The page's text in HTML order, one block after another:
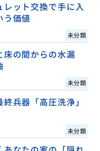
ット交換で手に入
う価値
未分類
の間からの水漏
未分類
兵器「高圧洗浄」
未分類